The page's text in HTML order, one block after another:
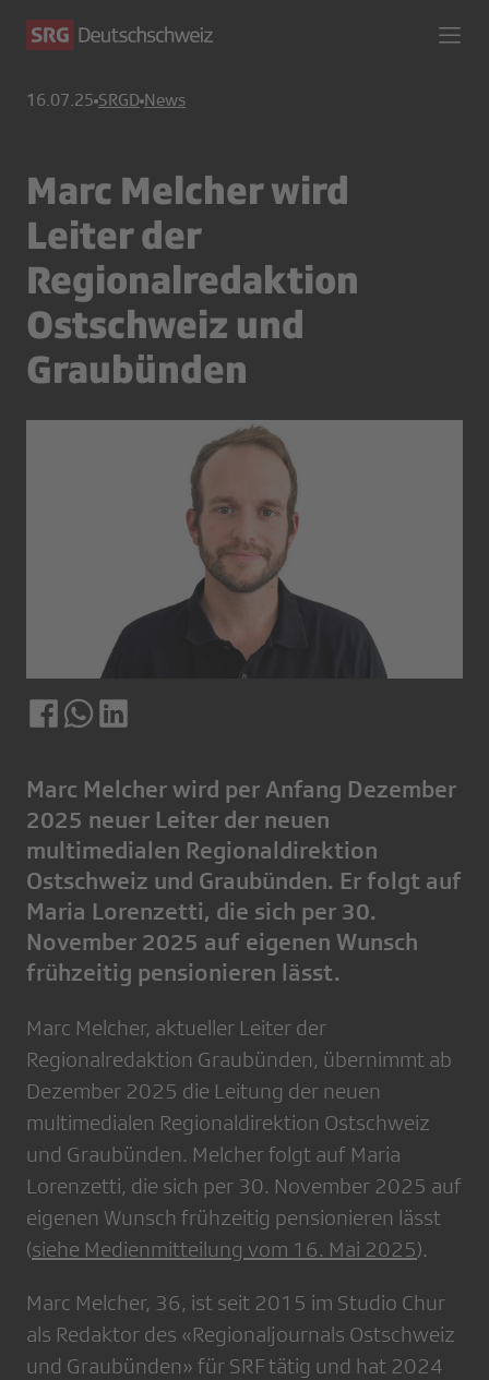
16.07.25 SRGD News
Marc Melcher wird
Leiter der
Regionalredaktion
Ostschweiz und
Graubünden
Marc Melcher wird per Anfang Dezember
2025 neuer Leiter der neuen
multimedialen Regionaldirektion
Ostschweiz und Graubünden. Er folgt auf
Maria Lorenzetti, die sich per 30.
November 2025 auf eigenen Wunsch
frühzeitig pensionieren lässt.
Marc Melcher, aktueller Leiter der
Regionalredaktion Graubünden, übernimmt ab
Dezember 2025 die Leitung der neuen
multimedialen Regionaldirektion Ostschweiz
und Graubünden. Melcher folgt auf Maria
Lorenzetti, die sich per 30. November 2025 auf
eigenen Wunsch frühzeitig pensionieren lässt
(siehe Medienmitteilung vom 16. Mai 2025).
Marc Melcher, 36, ist seit 2015 im Studio Chur
als Redaktor des «Regionaljournals Ostschweiz
und Graubünden» für SRF tätig und hat 2024